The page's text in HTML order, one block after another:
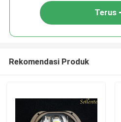
Terus
Rekomendasi Produk